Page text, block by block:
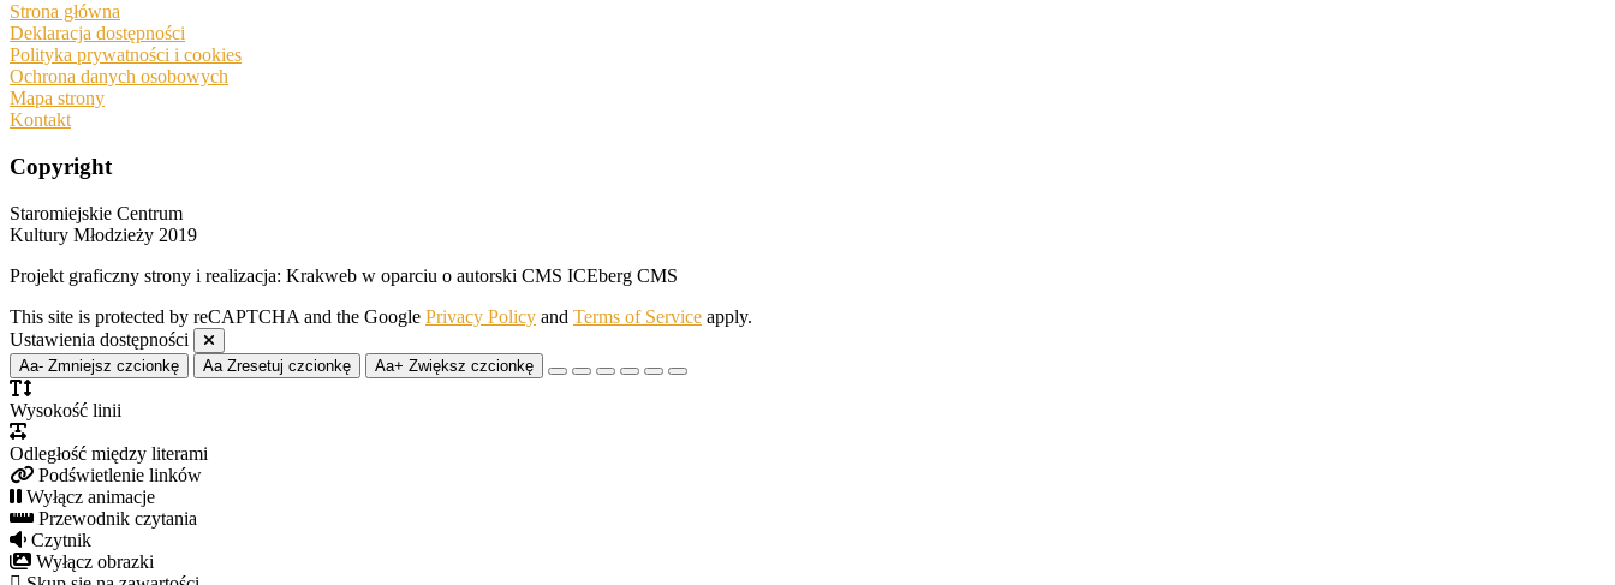
Strona główna
Deklaracja dostępności
Polityka prywatności i cookies
Ochrona danych osobowych
Mapa strony
Kontakt
Copyright
Staromiejskie Centrum
Kultury Młodzieży 2019
Projekt graficzny strony i realizacja: Krakweb w oparciu o autorski CMS ICEberg CMS
This site is protected by reCAPTCHA and the Google Privacy Policy and Terms of Service apply.
Ustawienia dostępności
Aa- Zmniejsz czcionkę Aa Zresetuj czcionkę Aa+ Zwiększ czcionkę
Wysokość linii
Odległość między literami
Podświetlenie linków
Wyłącz animacje
Przewodnik czytania
Czytnik
Wyłącz obrazki